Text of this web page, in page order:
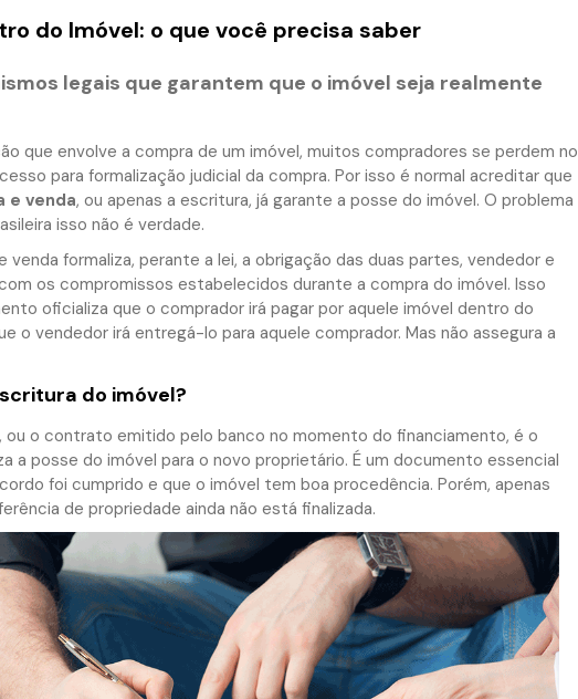
do Imóvel: o que você precisa saber
legais que garantem que o imóvel seja realmente
que envolve a compra de um imóvel, muitos compradores se perdem no
para formalização judicial da compra. Por isso é normal acreditar que
e venda, ou apenas a escritura, já garante a posse do imóvel. O problema
isso não é verdade.
formaliza, perante a lei, a obrigação das duas partes, vendedor e
os compromissos estabelecidos durante a compra do imóvel. Isso
oficializa que o comprador irá pagar por aquele imóvel dentro do
o vendedor irá entregá-lo para aquele comprador. Mas não assegura a
do imóvel?
, ou o contrato emitido pelo banco no momento do financiamento, é o
a posse do imóvel para o novo proprietário. É um documento essencial
foi cumprido e que o imóvel tem boa procedência. Porém, apenas
de propriedade ainda não está finalizada.